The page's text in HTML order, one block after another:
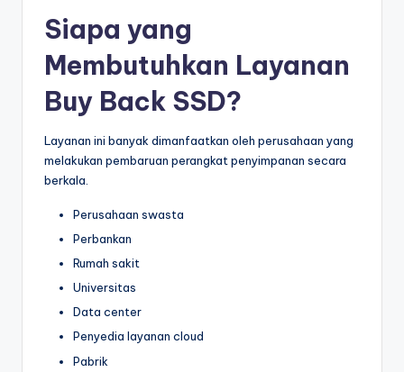
Siapa yang
Membutuhkan Layanan
Buy Back SSD?
Layanan ini banyak dimanfaatkan oleh perusahaan yang
melakukan pembaruan perangkat penyimpanan secara
berkala.
Perusahaan swasta
Perbankan
Rumah sakit
Universitas
Data center
Penyedia layanan cloud
Pabrik